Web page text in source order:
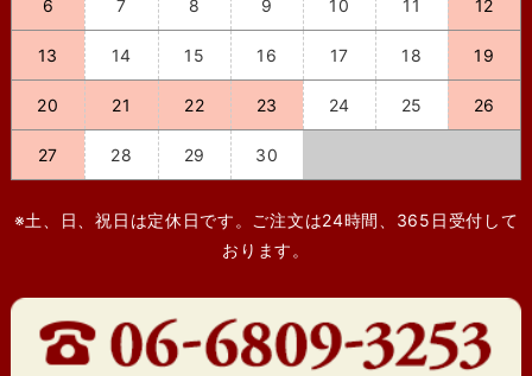
6 7 8 9 10 11 12
13 14 15 16 17 18 19
20 21 22 23 24 25 26
27 28 29 30
※土、日、祝日は定休日です。ご注文は24時間、365日受付して
おります。